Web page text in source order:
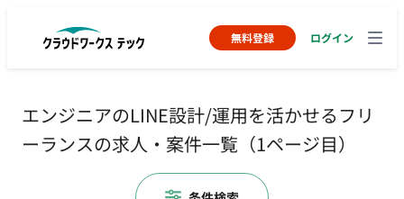
無料登録 ログイン
エンジニアのLINE設計/運用を活かせるフリ
ーランスの求人・案件一覧（1ページ目）